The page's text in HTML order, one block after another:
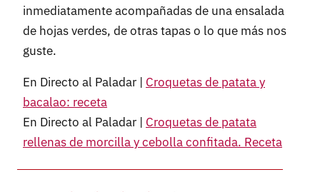
inmediatamente acompañadas de una ensalada
de hojas verdes, de otras tapas o lo que más nos
guste.
En Directo al Paladar | Croquetas de patata y
bacalao: receta
En Directo al Paladar | Croquetas de patata
rellenas de morcilla y cebolla confitada. Receta